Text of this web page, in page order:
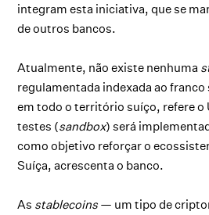
integram esta iniciativa, que se
de outros bancos.
Atualmente, não existe nenhuma
regulamentada indexada ao
em todo o território suíço, refere o
testes (sandbox) será
como objetivo reforçar o
Suíça, acrescenta o banco.
As stablecoins — um tipo de